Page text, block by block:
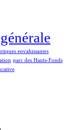
envahissantes
parc des Hauts-Fonds